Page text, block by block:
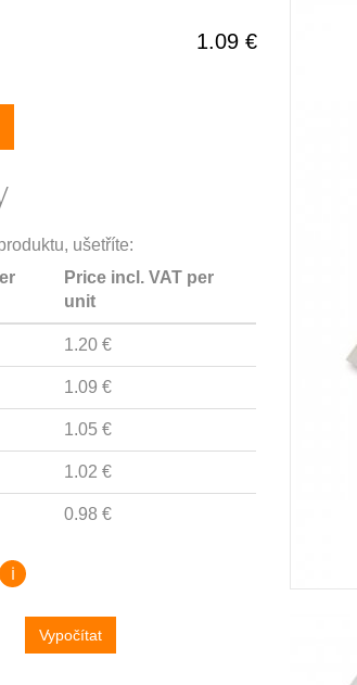
1.09 €
ušetříte:
Price incl. VAT per
unit
1.20 €
1.09 €
1.05 €
1.02 €
0.98 €
i
Vypočítat